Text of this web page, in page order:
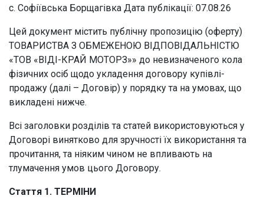
с. Софіївська Борщагівка Дата публікації: 07.08.26
Цей документ містить публічну пропозицію (оферту)
ТОВАРИСТВА З ОБМЕЖЕНОЮ ВІДПОВІДАЛЬНІСТЮ
«ТОВ «ВІДІ-КРАЙ МОТОРЗ»» до невизначеного кола
фізичних осіб щодо укладення договору купівлі-
продажу (далі – Договір) у порядку та на умовах, що
викладені нижче.
Всі заголовки розділів та статей використовуються у
Договорі винятково для зручності їх використання та
прочитання, та ніяким чином не впливають на
тлумачення умов цього Договору.
Стаття 1. ТЕРМІНИ